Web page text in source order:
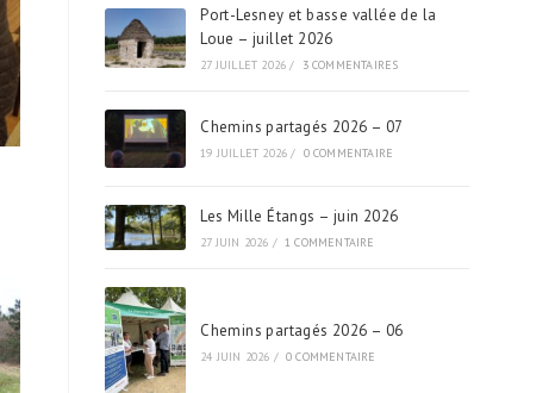
Port-Lesney et basse vallée de la
Loue – juillet 2026
27 JUILLET 2026 / 3 COMMENTAIRES
Chemins partagés 2026 – 07
19 JUILLET 2026 / 0 COMMENTAIRE
Les Mille Étangs – juin 2026
27 JUIN 2026 / 1 COMMENTAIRE
Chemins partagés 2026 – 06
24 JUIN 2026 / 0 COMMENTAIRE